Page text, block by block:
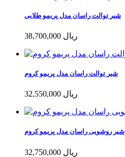
شیر توالت راسان مدل پریمو طلایی
38,700,000 ریال
شیر توالت راسان مدل پریمو کروم
32,550,000 ریال
شیر روشویی راسان مدل پریمو کروم
32,750,000 ریال